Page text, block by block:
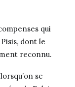
qui
dont le
reconnu.
se